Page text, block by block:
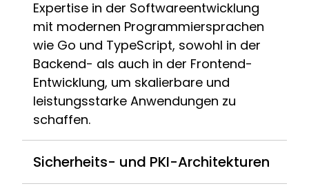
Expertise in der Softwareentwicklung
mit modernen Programmiersprachen
wie Go und TypeScript, sowohl in der
Backend- als auch in der Frontend-
Entwicklung, um skalierbare und
leistungsstarke Anwendungen zu
schaffen.
Sicherheits- und PKI-Architekturen